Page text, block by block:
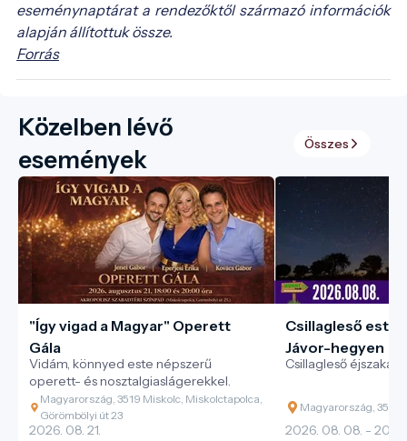
eseménynaptárat a rendezőktől származó információk
alapján állítottuk össze.
Forrás
Közelben lévő
események
Összes
"Így vigad a Magyar" Operett
Gála
Vidám, könnyed este népszerű
operett- és nosztalgiaslágerekkel.
Magyarország, 3519 Miskolc, Miskolctapolca,
Görömbölyi út 23
2026. 08. 21.
Csillagleső esti
Jávor-hegyen
Csillagleső éjszakai
Magyarország, 3526
2026. 08. 08. -